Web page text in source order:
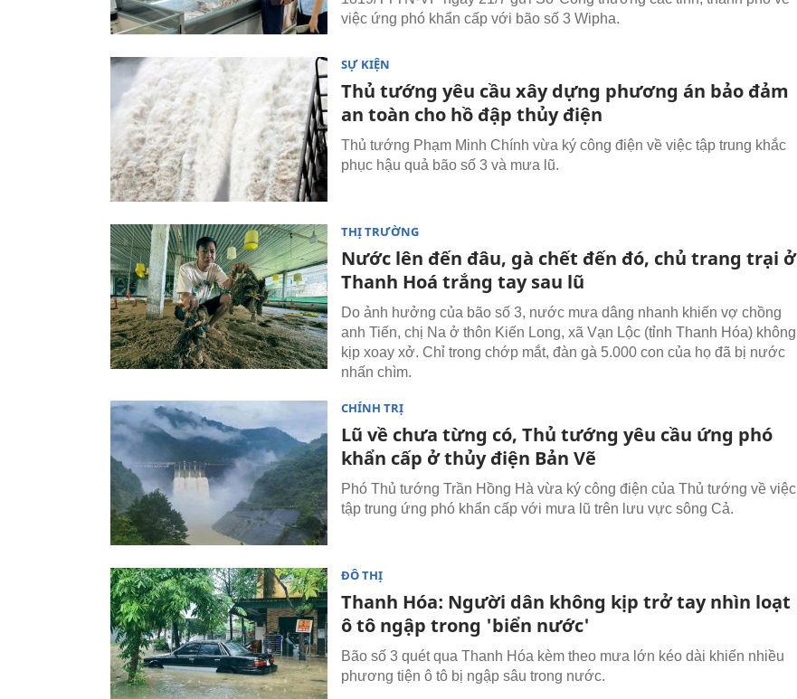
việc ứng phó khẩn cấp với bão số 3 Wipha.
SỰ KIỆN
Thủ tướng yêu cầu xây dựng phương án bảo đảm
an toàn cho hồ đập thủy điện
Thủ tướng Phạm Minh Chính vừa ký công điện về việc tập trung khắc
phục hậu quả bão số 3 và mưa lũ.
THỊ TRƯỜNG
Nước lên đến đâu, gà chết đến đó, chủ trang trại ở
Thanh Hoá trắng tay sau lũ
Do ảnh hưởng của bão số 3, nước mưa dâng nhanh khiến vợ chồng
anh Tiến, chị Na ở thôn Kiến Long, xã Vạn Lộc (tỉnh Thanh Hóa) không
kịp xoay xở. Chỉ trong chớp mắt, đàn gà 5.000 con của họ đã bị nước
nhấn chìm.
CHÍNH TRỊ
Lũ về chưa từng có, Thủ tướng yêu cầu ứng phó
khẩn cấp ở thủy điện Bản Vẽ
Phó Thủ tướng Trần Hồng Hà vừa ký công điện của Thủ tướng về việc
tập trung ứng phó khẩn cấp với mưa lũ trên lưu vực sông Cả.
ĐÔ THỊ
Thanh Hóa: Người dân không kịp trở tay nhìn loạt
ô tô ngập trong 'biển nước'
Bão số 3 quét qua Thanh Hóa kèm theo mưa lớn kéo dài khiến nhiều
phương tiện ô tô bị ngập sâu trong nước.